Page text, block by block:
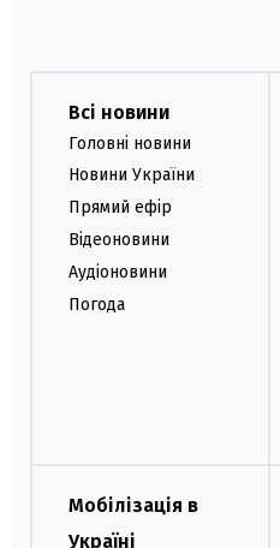
Всі новини
Головні новини
Новини України
Прямий ефір
Відеоновини
Аудіоновини
Погода
Мобілізація в
Україні